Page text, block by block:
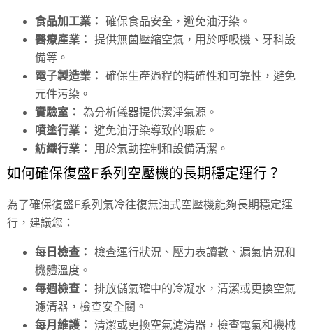
食品加工業： 確保食品安全，避免油汙染。
醫療產業： 提供無菌壓縮空氣，用於呼吸機、牙科設
備等。
電子製造業： 確保生產過程的精確性和可靠性，避免
元件污染。
實驗室： 為分析儀器提供潔淨氣源。
噴塗行業： 避免油汙染導致的瑕疵。
紡織行業： 用於氣動控制和設備清潔。
如何確保復盛F系列空壓機的長期穩定運行？
為了確保復盛F系列氣冷往復無油式空壓機能夠長期穩定運
行，建議您：
每日檢查： 檢查運行狀況、壓力表讀數、漏氣情況和
機體溫度。
每週檢查： 排放儲氣罐中的冷凝水，清潔或更換空氣
濾清器，檢查安全閥。
每月維護： 清潔或更換空氣濾清器，檢查電氣和機械